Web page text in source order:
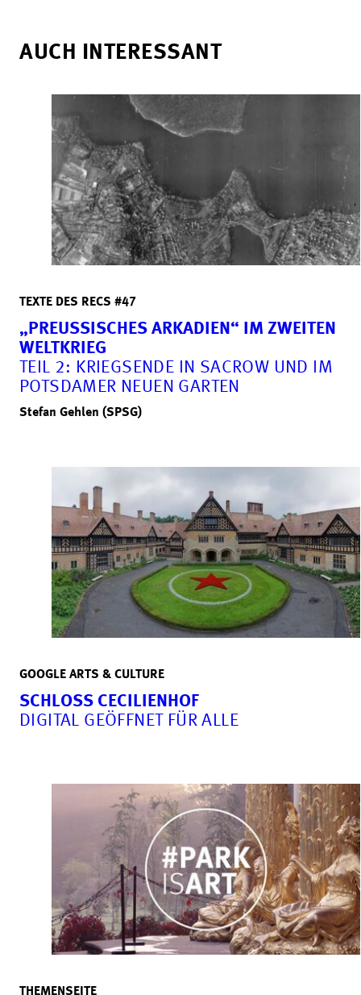
AUCH INTERESSANT
TEXTE DES RECS #47
„PREUSSISCHES ARKADIEN“ IM ZWEITEN W
ELTKRIEG
TEIL 2: KRIEGSENDE IN SACROW UND IM
POTSDAMER NEUEN GARTEN
Stefan Gehlen (SPSG)
GOOGLE ARTS & CULTURE
SCHLOSS CECILIENHOF
DIGITAL GEÖFFNET FÜR ALLE
THEMENSEITE